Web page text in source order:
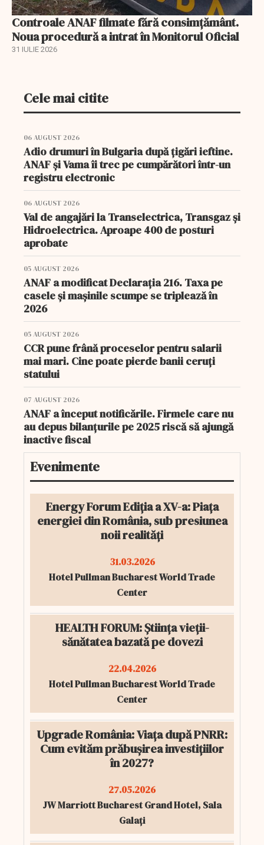
Controale ANAF filmate fără consimțământ.
Noua procedură a intrat în Monitorul Oficial
31 IULIE 2026
Cele mai citite
06 AUGUST 2026
Adio drumuri în Bulgaria după țigări ieftine.
ANAF și Vama îi trec pe cumpărători într-un
registru electronic
06 AUGUST 2026
Val de angajări la Transelectrica, Transgaz și
Hidroelectrica. Aproape 400 de posturi
aprobate
05 AUGUST 2026
ANAF a modificat Declarația 216. Taxa pe
casele și mașinile scumpe se triplează în
2026
05 AUGUST 2026
CCR pune frână proceselor pentru salarii
mai mari. Cine poate pierde banii ceruți
statului
07 AUGUST 2026
ANAF a început notificările. Firmele care nu
au depus bilanțurile pe 2025 riscă să ajungă
inactive fiscal
Evenimente
Energy Forum Ediția a XV-a: Piața
energiei din România, sub presiunea
noii realități
31.03.2026
Hotel Pullman Bucharest World Trade
Center
HEALTH FORUM: Știința vieții-
sănătatea bazată pe dovezi
22.04.2026
Hotel Pullman Bucharest World Trade
Center
Upgrade România: Viața după PNRR:
Cum evităm prăbușirea investițiilor
în 2027?
27.05.2026
JW Marriott Bucharest Grand Hotel, Sala
Galați